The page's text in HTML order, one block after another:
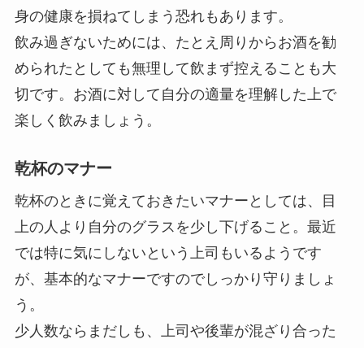
身の健康を損ねてしまう恐れもあります。
飲み過ぎないためには、たとえ周りからお酒を勧
められたとしても無理して飲まず控えることも大
切です。お酒に対して自分の適量を理解した上で
楽しく飲みましょう。
乾杯のマナー
乾杯のときに覚えておきたいマナーとしては、目
上の人より自分のグラスを少し下げること。最近
では特に気にしないという上司もいるようです
が、基本的なマナーですのでしっかり守りましょ
う。
少人数ならまだしも、上司や後輩が混ざり合った